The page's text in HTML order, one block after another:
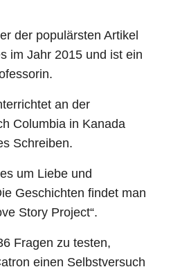
der populärsten Artikel
im Jahr 2015 und ist ein
an der
Columbia in Kanada
Schreiben.
um Liebe und
Geschichten findet man
Story Project“.
Fragen zu testen,
einen Selbstversuch